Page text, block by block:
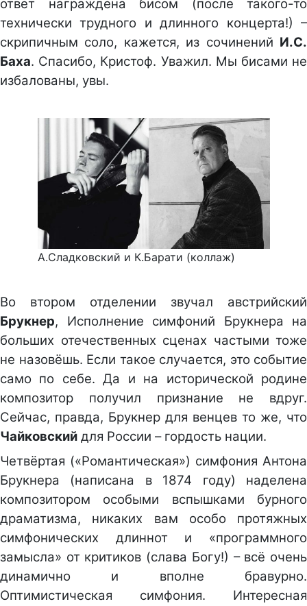
ответ награждена бисом (после такого-то
технически трудного и длинного концерта!) –
скрипичным соло, кажется, из сочинений И.С.
Баха. Спасибо, Кристоф. Уважил. Мы бисами не
избалованы, увы.
А.Сладковский и К.Барати (коллаж)
Во втором отделении звучал австрийский
Брукнер, Исполнение симфоний Брукнера на
больших отечественных сценах частыми тоже
не назовёшь. Если такое случается, это событие
само по себе. Да и на исторической родине
композитор получил признание не вдруг.
Сейчас, правда, Брукнер для венцев то же, что
Чайковский для России – гордость нации.
Четвёртая («Романтическая») симфония Антона
Брукнера (написана в 1874 году) наделена
композитором особыми вспышками бурного
драматизма, никаких вам особо протяжных
симфонических длиннот и «программного
замысла» от критиков (слава Богу!) – всё очень
динамично и вполне бравурно.
Оптимистическая симфония. Интересная